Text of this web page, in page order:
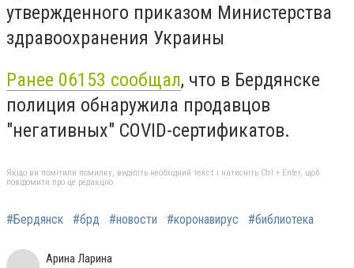
утвержденного приказом Министерства
здравоохранения Украины
Ранее 06153 сообщал, что в Бердянске
полиция обнаружила продавцов
"негативных" COVID-сертификатов.
Якщо ви помітили помилку, виділіть необхідний текст і натисніть Ctrl + Enter, щоб
повідомити про це редакцію
#Бердянск #брд #новости #коронавирус #библиотека
Арина Ларина